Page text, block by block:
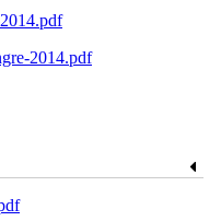
2014.pdf